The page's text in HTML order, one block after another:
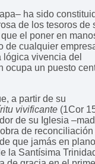
ha sido
de los tesoros de
el poner en
de cualquier
vivencia del
ocupa un puesto
a partir de su
vivificante (1Cor
de su Iglesia
de reconciliación
que jamás en
la Santísima